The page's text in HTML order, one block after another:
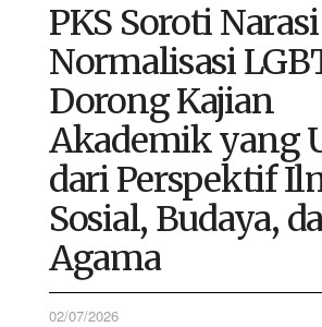
PKS Soroti Narasi
Normalisasi
Dorong Kajian
Akademik yang
dari Perspektif
Sosial, Budaya,
Agama
02/07/2026